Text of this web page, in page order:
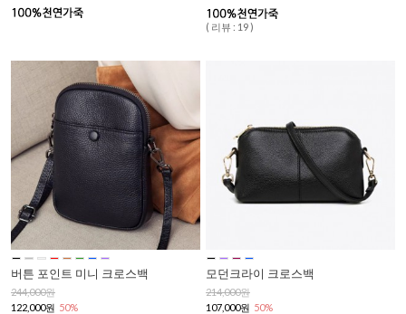
( 리뷰 : 19 )
버튼 포인트 미니 크로스백
244,000원
122,000원 50%
모던크라이 크로스백
214,000원
107,000원 50%